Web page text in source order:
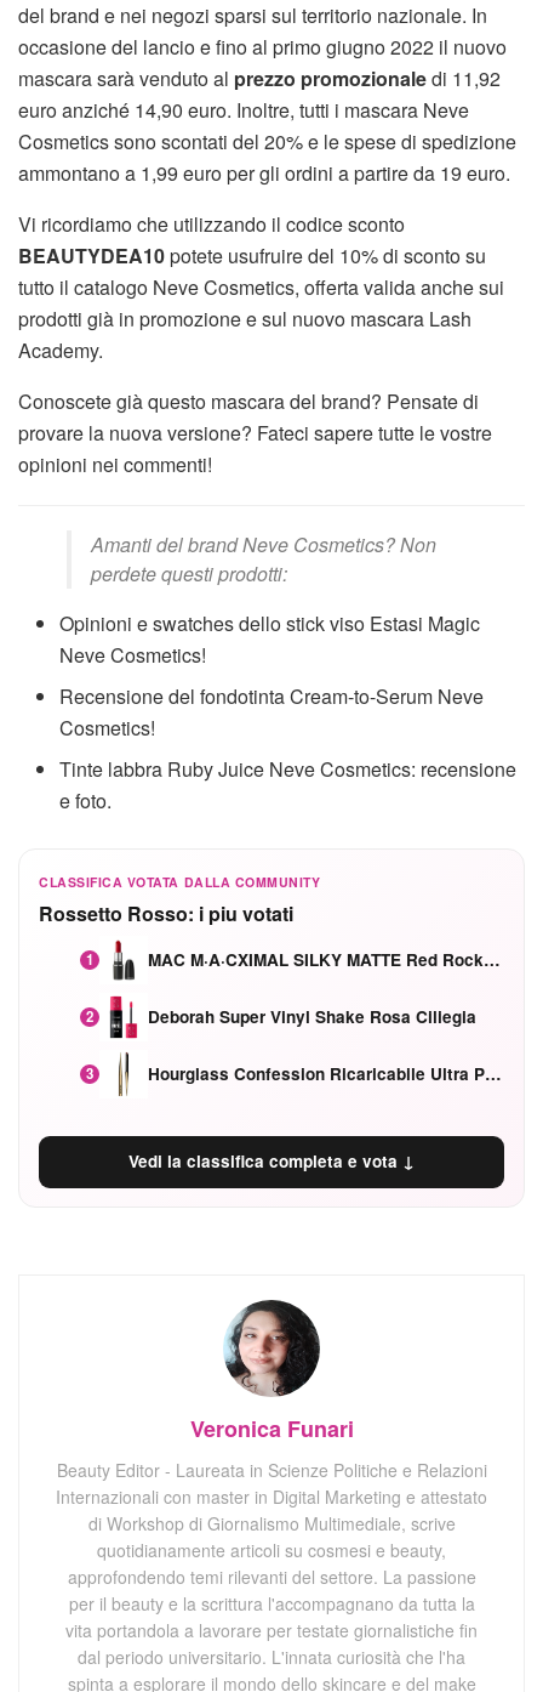
del brand e nei negozi sparsi sul territorio nazionale. In
occasione del lancio e fino al primo giugno 2022 il nuovo
mascara sarà venduto al prezzo promozionaledi 11,92
euro anziché 14,90 euro. Inoltre, tutti i mascara Neve
Cosmetics sono scontati del 20% e le spese di spedizione
ammontano a 1,99 euro per gli ordini a partire da 19 euro.
Vi ricordiamo che utilizzando il codice sconto
BEAUTYDEA10potete usufruire del 10% di sconto su
tutto il catalogo Neve Cosmetics, offerta valida anche sui
prodotti già in promozione e sul nuovo mascara Lash
Academy.
Conoscete già questo mascara del brand? Pensate di
provare la nuova versione? Fateci sapere tutte le vostre
opinioni nei commenti!
Amanti del brand Neve Cosmetics? Non
perdete questi prodotti:
Opinioni e swatches dello stick viso Estasi Magic
Neve Cosmetics!
Recensione del fondotinta Cream-to-Serum Neve
Cosmetics!
Tinte labbra Ruby Juice Neve Cosmetics: recensione
e foto.
CLASSIFICA VOTATA DALLA COMMUNITY
Rossetto Rosso: i piu votati
1 MAC M·A·CXIMAL SILKY MATTE Red Rock mat
2 Deborah Super Vinyl Shake Rosa Ciliegia
3 Hourglass Confession Ricaricabile Ultra Preciso Ad Alta Intensità Secretly Classic Red
Vedi la classifica completa e vota ↓
Veronica Funari
Beauty Editor - Laureata in Scienze Politiche e Relazioni
Internazionali con master in Digital Marketing e attestato
di Workshop di Giornalismo Multimediale, scrive
quotidianamente articoli su cosmesi e beauty,
approfondendo temi rilevanti del settore. La passione
per il beauty e la scrittura l'accompagnano da tutta la
vita portandola a lavorare per testate giornalistiche fin
dal periodo universitario. L'innata curiosità che l'ha
spinta a esplorare il mondo dello skincare e del make